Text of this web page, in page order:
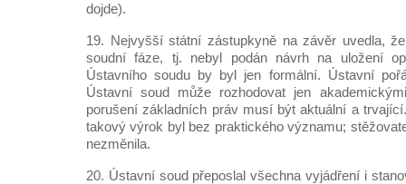
dojde).
19. Nejvyšší státní zástupkyně na závěr uvedla,
soudní fáze, tj. nebyl podán návrh na uložení
Ústavního soudu by byl jen formální. Ústavní
Ústavní soud může rozhodovat jen
porušení základních práv musí být aktuální a
takový výrok byl bez praktického významu;
nezměnila.
20. Ústavní soud přeposlal všechna vyjádření i